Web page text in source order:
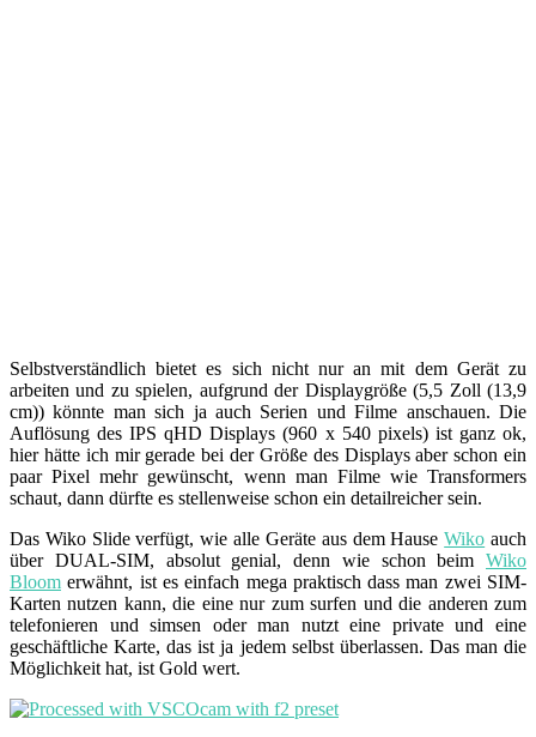
Selbstverständlich bietet es sich nicht nur an mit dem Gerät zu
arbeiten und zu spielen, aufgrund der Displaygröße (5,5 Zoll (13,9
cm)) könnte man sich ja auch Serien und Filme anschauen. Die
Auflösung des IPS qHD Displays (960 x 540 pixels) ist ganz ok,
hier hätte ich mir gerade bei der Größe des Displays aber schon ein
paar Pixel mehr gewünscht, wenn man Filme wie Transformers
schaut, dann dürfte es stellenweise schon ein detailreicher sein.
Das Wiko Slide verfügt, wie alle Geräte aus dem HauseWiko auch
über DUAL-SIM, absolut genial, denn wie schon beim Wiko
Bloom erwähnt, ist es einfach mega praktisch dass man zwei SIM-
Karten nutzen kann, die eine nur zum surfen und die anderen zum
telefonieren und simsen oder man nutzt eine private und eine
geschäftliche Karte, das ist ja jedem selbst überlassen. Das man die
Möglichkeit hat, ist Gold wert.